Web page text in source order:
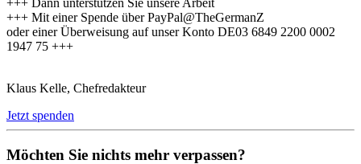
+++ Dann unterstützen Sie unsere Arbeit
+++ Mit einer Spende über PayPal@TheGermanZ
oder einer Überweisung auf unser Konto DE03 6849 2200 0002
1947 75 +++
Klaus Kelle, Chefredakteur
Jetzt spenden
Möchten Sie nichts mehr verpassen?